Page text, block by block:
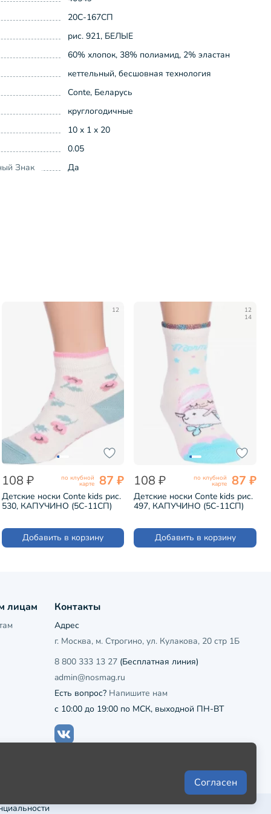
20С-167СП
рис. 921, БЕЛЫЕ
60% хлопок, 38% полиамид, 2% эластан
кеттельный, бесшовная технология
Conte, Беларусь
круглогодичные
10 x 1 x 20
0.05
Знак
Да
12
108 ₽ по клубной
карте 87 ₽
Детские носки Conte kids рис.
530, КАПУЧИНО (5С-11СП)
Добавить в корзину
12
14
108 ₽ по клубной
карте 87 ₽
Детские носки Conte kids рис.
497, КАПУЧИНО (5С-11СП)
Добавить в корзину
лицам Контакты
Адрес
г. Москва, м. Строгино, ул. Кулакова, 20 стр 1Б
8 800 333 13 27(Бесплатная линия)
admin@nosmag.ru
Есть вопрос? Напишите нам
с 10:00 до 19:00 по МСК, выходной ПН-ВТ
Согласен